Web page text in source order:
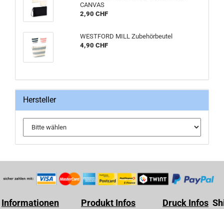
CANVAS
2,90 CHF
WESTFORD MILL Zubehörbeutel
4,90 CHF
Hersteller
Informationen Produkt Infos Druck Infos